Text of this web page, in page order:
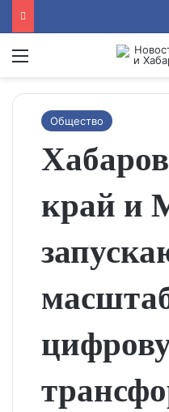
Menu
Общество
край и